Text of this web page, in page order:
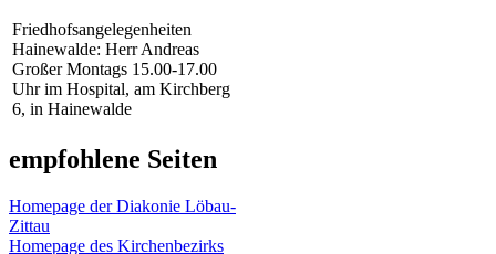
Friedhofsangelegenheiten
Hainewalde: Herr Andreas
Großer Montags 15.00-17.00
Uhr im Hospital, am Kirchberg
6, in Hainewalde
empfohlene Seiten
Homepage der Diakonie Löbau-
Zittau
Homepage des Kirchenbezirks